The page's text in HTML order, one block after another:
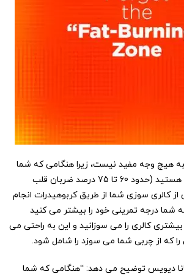
هیچ وجه مفید نیست، زیرا هنگامی که شما
در منطقه کالری سوزی هستید (حدود 60 تا 75 درصد ضربان قلب
کالری سوزی شما از طریق کربوهیدرات انجام
شما درجه تمرینی خود را بیشتر می کنید
کالری را می سوزانید و این به راحتی می
را که از چربی شما می سوزد را شامل شود.
دیویس توضیح می دهد: “هنگامی که شما